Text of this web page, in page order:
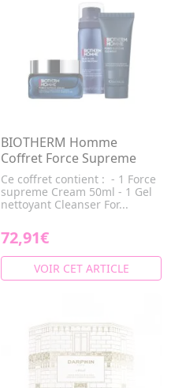
BIOTHERM Homme
Coffret Force Supreme
Ce coffret contient : - 1 Force
supreme Cream 50ml - 1 Gel
nettoyant Cleanser For...
72,91€
VOIR CET ARTICLE